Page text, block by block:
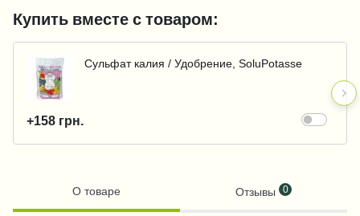
Купить вместе с товаром:
Сульфат калия / Удобрение, SoluPotasse
+158 грн.
О товаре Отзывы 0